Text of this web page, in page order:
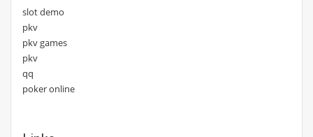
slot demo
pkv
pkv games
pkv
qq
poker online